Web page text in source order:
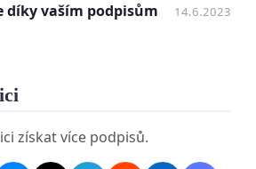
hasičskou stanici typu,
a rozvoji průmyslové
nás občanů. Proto touto
zrušení rozhodnutí o sloučení
Náchod a územního odboru
díky vaším podpisům
14.6.2023
získat více podpisů.